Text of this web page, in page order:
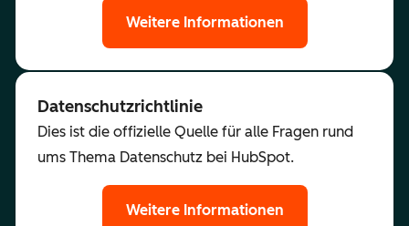
Weitere Informationen
Datenschutzrichtlinie
Dies ist die offizielle Quelle für alle Fragen rund
ums Thema Datenschutz bei HubSpot.
Weitere Informationen